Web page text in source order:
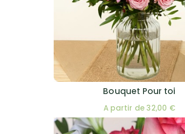
Bouquet Pour toi
A partir de 32,00 €